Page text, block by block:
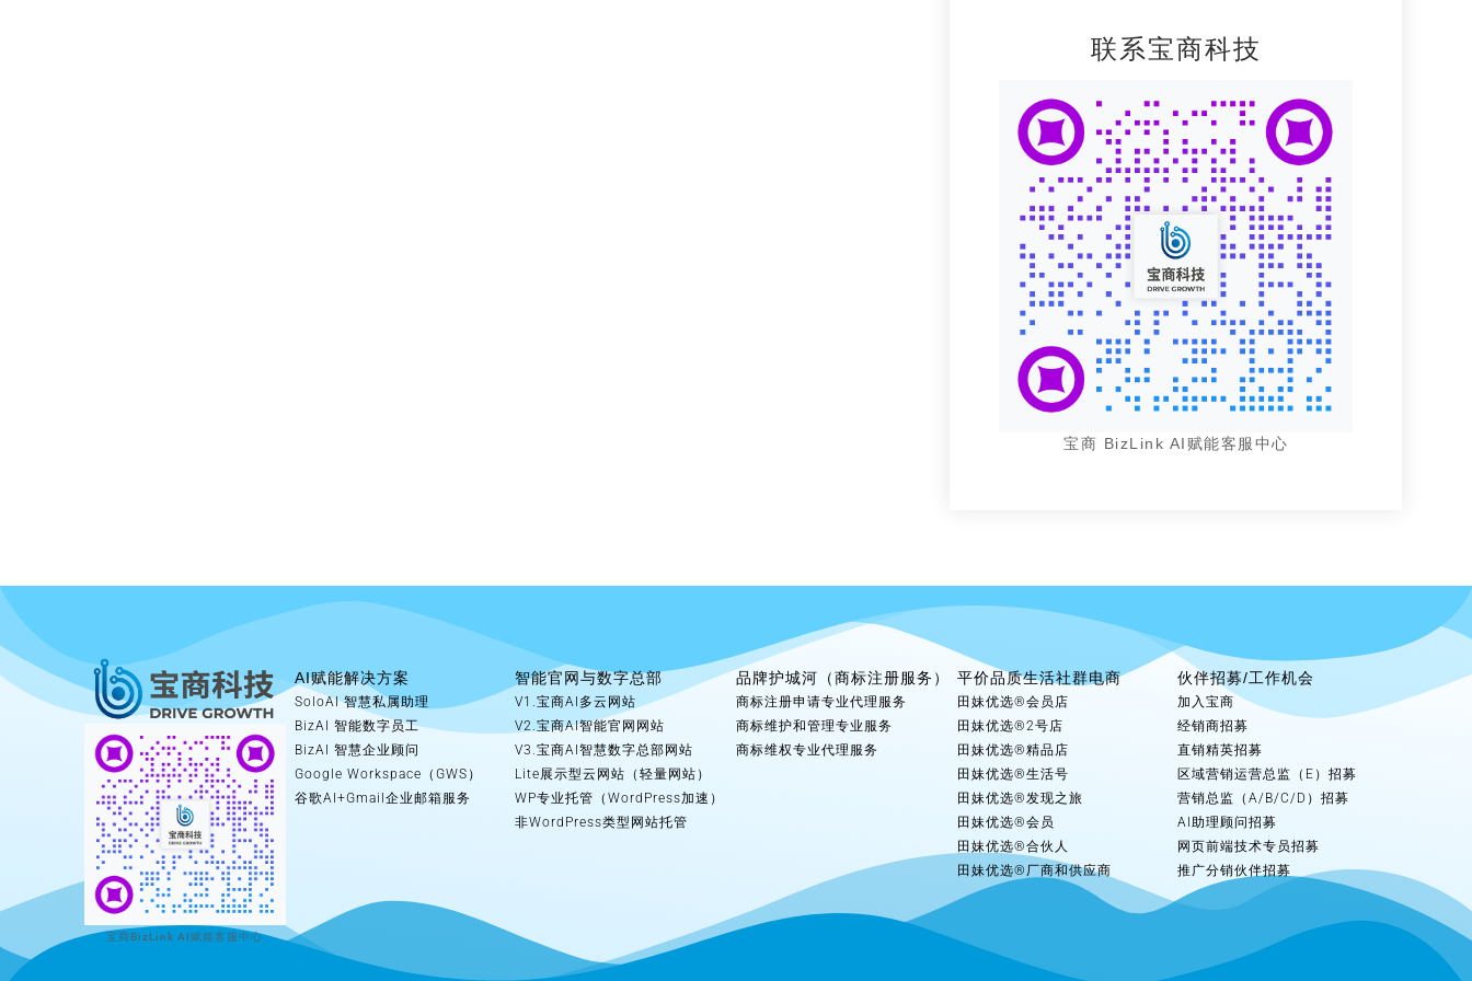
联系宝商科技
宝商 BizLink AI赋能客服中心
宝商BizLink AI赋能客服中心
AI赋能解决方案
SoloAI 智慧私属助理
BizAI 智能数字员工
BizAI 智慧企业顾问
Google Workspace（GWS）
谷歌AI+Gmail企业邮箱服务
智能官网与数字总部
V1.宝商AI多云网站
V2.宝商AI智能官网网站
V3.宝商AI智慧数字总部网站
Lite展示型云网站（轻量网站）
WP专业托管（WordPress加速）
非WordPress类型网站托管
品牌护城河（商标注册服务）
商标注册申请专业代理服务
商标维护和管理专业服务
商标维权专业代理服务
平价品质生活社群电商
田妹优选®会员店
田妹优选®2号店
田妹优选®精品店
田妹优选®生活号
田妹优选®发现之旅
田妹优选®会员
田妹优选®合伙人
田妹优选®厂商和供应商
伙伴招募/工作机会
加入宝商
经销商招募
直销精英招募
区域营销运营总监（E）招募
营销总监（A/B/C/D）招募
AI助理顾问招募
网页前端技术专员招募
推广分销伙伴招募